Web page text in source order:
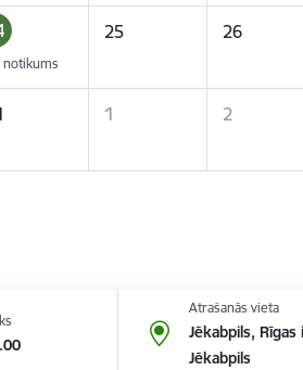
notikums
25 26
1 2
Atrašanās vieta
Jēkabpils, Rīgas
Jēkabpils